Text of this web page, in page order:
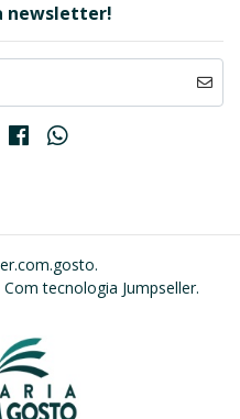
newsletter!
Com tecnologia Jumpseller.